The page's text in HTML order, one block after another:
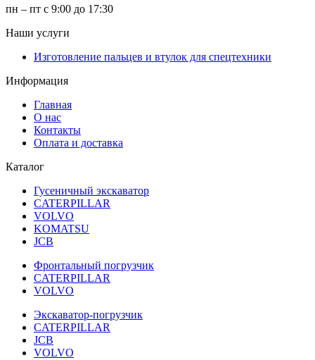
пн – пт с 9:00 до 17:30
Наши услуги
Изготовление пальцев и втулок для спецтехники
Информация
Главная
О нас
Контакты
Оплата и доставка
Каталог
Гусеничный экскаватор
CATERPILLAR
VOLVO
KOMATSU
JCB
Фронтальный погрузчик
CATERPILLAR
VOLVO
Экскаватор-погрузчик
CATERPILLAR
JCB
VOLVO